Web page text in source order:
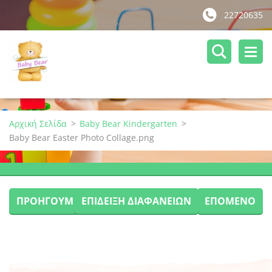
22720635
Αρχική Σελίδα > Baby Bear Kindergarten >
Baby Bear Easter Photo Collage.png
ΠΡΟΗΓΟΎΜΕΝΟΕΠΊΔΕΙΞΗ ΔΙΑΦΑΝΕΙΏΝ ΕΠΌΜΕΝΟ